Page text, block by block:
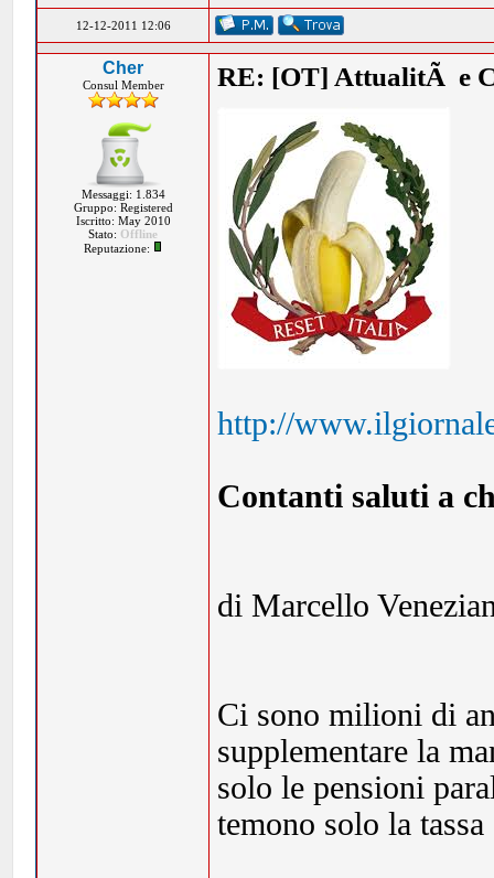
12-12-2011 12:06
Cher
Consul Member
Messaggi: 1.834
Gruppo: Registered
Iscritto: May 2010
Stato: Offline
Reputazione:
RE: [OT] AttualitÃ e
http://
Contanti saluti a
di Marcello
Ci sono milioni di
supplementare la
solo le pensioni
temono solo la